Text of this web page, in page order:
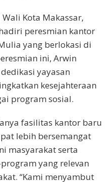
Kota Makassar,
peresmian kantor
yang berlokasi di
ini, Arwin
yayasan
kesejahteraan
program sosial.
fasilitas kantor baru
lebih bersemangat
masyarakat serta
yang relevan
“Kami menyambut